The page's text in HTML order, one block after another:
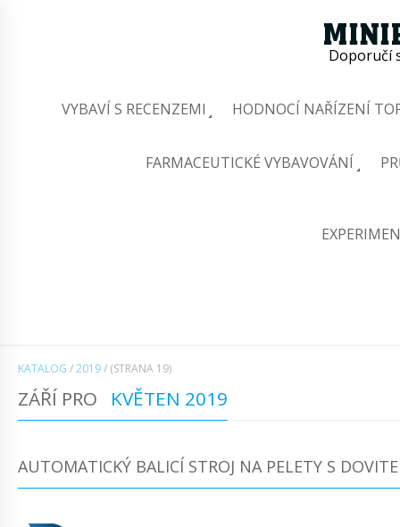
Doporučí
VYBAVÍ S RECENZEMI HODNOCÍ NAŘÍZENÍ
FARMACEUTICKÉ VYBAVOVÁNÍ
KATALOG /2019/ (STRANA 19)
ZÁŘÍ PRO KVĚTEN 2019
AUTOMATICKÝ BALICÍ STROJ NA PELETY S